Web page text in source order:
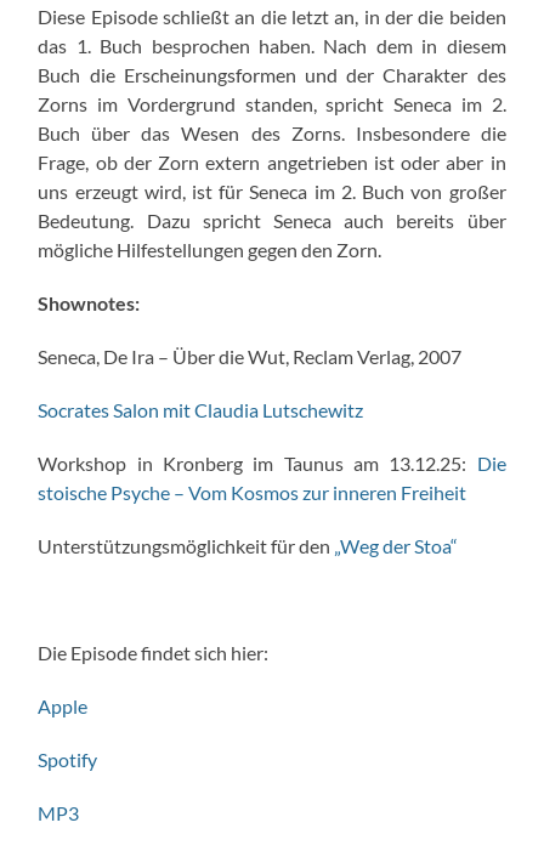
Diese Episode schließt an die letzt an, in der die beiden
das 1. Buch besprochen haben. Nach dem in diesem
Buch die Erscheinungsformen und der Charakter des
Zorns im Vordergrund standen, spricht Seneca im 2.
Buch über das Wesen des Zorns. Insbesondere die
Frage, ob der Zorn extern angetrieben ist oder aber in
uns erzeugt wird, ist für Seneca im 2. Buch von großer
Bedeutung. Dazu spricht Seneca auch bereits über
mögliche Hilfestellungen gegen den Zorn.
Shownotes:
Seneca, De Ira – Über die Wut, Reclam Verlag, 2007
Socrates Salon mit Claudia Lutschewitz
Workshop in Kronberg im Taunus am 13.12.25: Die
stoische Psyche – Vom Kosmos zur inneren Freiheit
Unterstützungsmöglichkeit für den „Weg der Stoa“
Die Episode findet sich hier:
Apple
Spotify
MP3